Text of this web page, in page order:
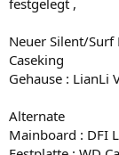
Neuer Silent/Surf
Caseking
Gehause : LianLi
Alternate
Mainboard : DFI